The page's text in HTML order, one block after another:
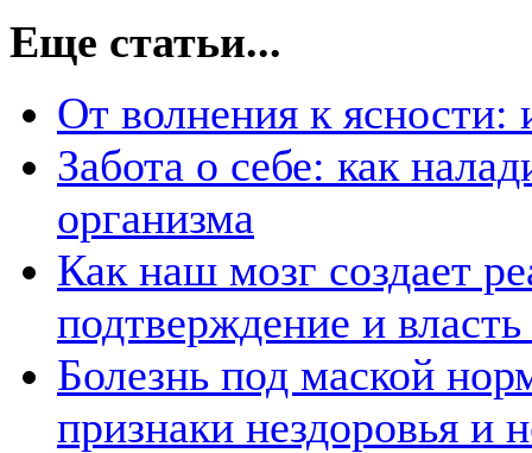
Еще статьи...
От волнения к ясности:
Забота о себе: как
организма
Как наш мозг создает
подтверждение и
Болезнь под маской
признаки нездоровья и